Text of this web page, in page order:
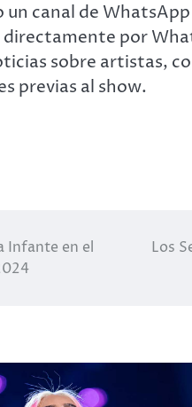
canal de
por
sobre artistas,
previas al show.
Infante en el
Los